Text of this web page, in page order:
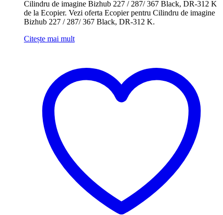
Cilindru de imagine Bizhub 227 / 287/ 367 Black, DR-312 K
de la Ecopier. Vezi oferta Ecopier pentru Cilindru de imagine
Bizhub 227 / 287/ 367 Black, DR-312 K.
Citește mai mult